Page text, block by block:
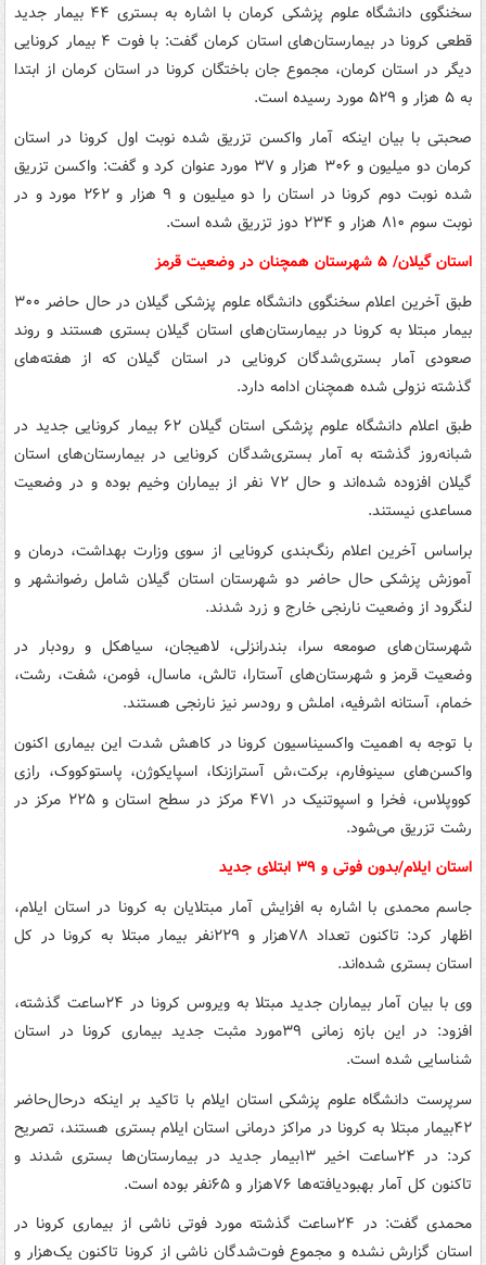
سخنگوی دانشگاه علوم پزشکی کرمان با اشاره به بستری ۴۴ بیمار جدید
قطعی کرونا در بیمارستان‌های استان کرمان گفت: با فوت ۴ بیمار کرونایی
دیگر در استان کرمان، مجموع جان باختگان کرونا در استان کرمان از ابتدا
به ۵ هزار و ۵۲۹ مورد رسیده است.
صحبتی با بیان اینکه آمار واکسن تزریق شده نوبت اول کرونا در استان
کرمان دو میلیون و ۳۰۶ هزار و ۳۷ مورد عنوان کرد و گفت: واکسن تزریق
شده نوبت دوم کرونا در استان را دو میلیون و ۹ هزار و ۲۶۲ مورد و در
نوبت سوم ۸۱۰ هزار و ۲۳۴ دوز تزریق شده است.
استان گیلان/ ۵ شهرستان همچنان در وضعیت قرمز
طبق آخرین اعلام سخنگوی دانشگاه علوم پزشکی گیلان در حال حاضر ۳۰۰
بیمار مبتلا به کرونا در بیمارستان‌های استان گیلان بستری هستند و روند
صعودی آمار بستری‌شدگان کرونایی در استان گیلان که از هفته‌های
گذشته نزولی شده همچنان ادامه دارد.
طبق اعلام دانشگاه علوم پزشکی استان گیلان ۶۲ بیمار کرونایی جدید در
شبانه‌روز گذشته به آمار بستری‌شدگان کرونایی در بیمارستان‌های استان
گیلان افزوده شده‌اند و حال ۷۲ نفر از بیماران وخیم بوده و در وضعیت
مساعدی نیستند.
براساس آخرین اعلام رنگ‌بندی کرونایی از سوی وزارت بهداشت، درمان و
آموزش پزشکی حال حاضر دو شهرستان استان گیلان شامل رضوانشهر و
لنگرود از وضعیت نارنجی خارج و زرد شدند.
شهرستان های صومعه سرا، بندرانزلی، لاهیجان، سیاهکل و رودبار در
وضعیت قرمز و شهرستان‌های آستارا، تالش، ماسال، فومن، شفت، رشت،
خمام، آستانه اشرفیه، املش و رودسر نیز نارنجی هستند.
با توجه به اهمیت واکسیناسیون کرونا در کاهش شدت این بیماری اکنون
واکسن‌های سینوفارم، برکت،ش آسترازنکا، اسپایکوژن، پاستوکووک، رازی
کووپلاس، فخرا و اسپوتنیک در ۴۷۱ مرکز در سطح استان و ۲۲۵ مرکز در
رشت تزریق می‌شود.
استان ایلام/بدون فوتی و ۳۹ ابتلای جدید
جاسم محمدی با اشاره به افزایش آمار مبتلایان به کرونا در استان ایلام،
اظهار کرد: تاکنون تعداد ۷۸هزار و ۲۲۹نفر بیمار مبتلا به کرونا در کل
استان بستری شده‌اند.
وی با بیان آمار بیماران جدید مبتلا به ویروس کرونا در ۲۴ساعت گذشته،
افزود: در این بازه زمانی ۳۹مورد مثبت جدید بیماری کرونا در استان
شناسایی شده است.
سرپرست دانشگاه علوم پزشکی استان ایلام با تاکید بر اینکه درحال‌حاضر
۴۲بیمار مبتلا به کرونا در مراکز درمانی استان ایلام بستری هستند، تصریح
کرد: در ۲۴ساعت اخیر ۱۳بیمار جدید در بیمارستان‌ها بستری شدند و
تاکنون کل آمار بهبودیافته‌ها ۷۶هزار و ۶۵نفر بوده است.
محمدی گفت: در ۲۴ساعت گذشته مورد فوتی ناشی از بیماری کرونا در
استان گزارش نشده و مجموع فوت‌شدگان ناشی از کرونا تاکنون یک‌هزار و